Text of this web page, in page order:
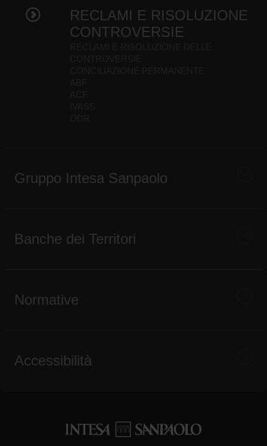
RECLAMI E RISOLUZIONE
CONTROVERSIE
Gruppo Intesa Sanpaolo
Banche dei Territori
Normative
Accessibilità